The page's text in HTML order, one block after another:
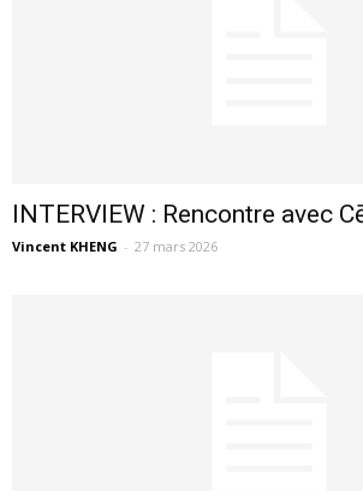
INTERVIEW : Rencontre avec
Vincent KHENG - 27 mars 2026